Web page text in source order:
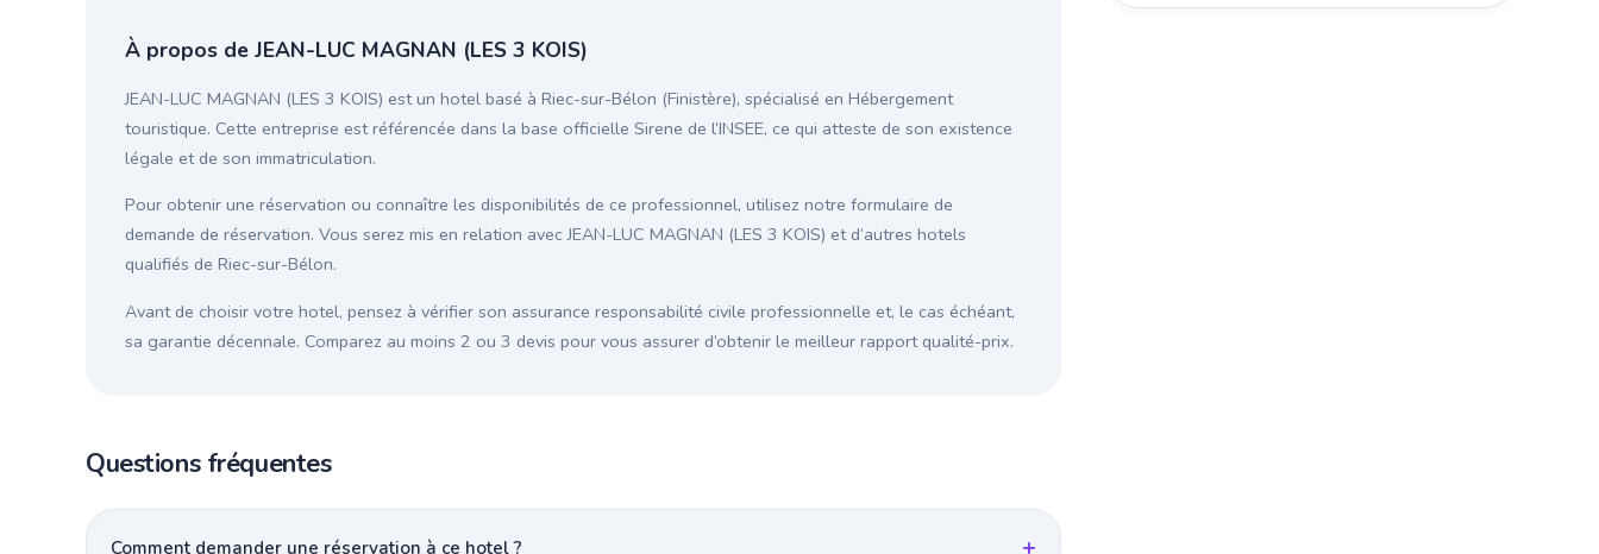
À propos de JEAN-LUC MAGNAN (LES 3 KOIS)
JEAN-LUC MAGNAN (LES 3 KOIS) est un hotel basé à Riec-sur-Bélon (Finistère), spécialisé en Hébergement
touristique. Cette entreprise est référencée dans la base officielle Sirene de l’INSEE, ce qui atteste de son existence
légale et de son immatriculation.
Pour obtenir une réservation ou connaître les disponibilités de ce professionnel, utilisez notre formulaire de
demande de réservation. Vous serez mis en relation avec JEAN-LUC MAGNAN (LES 3 KOIS) et d’autres hotels
qualifiés de Riec-sur-Bélon.
Avant de choisir votre hotel, pensez à vérifier son assurance responsabilité civile professionnelle et, le cas échéant,
sa garantie décennale. Comparez au moins 2 ou 3 devis pour vous assurer d’obtenir le meilleur rapport qualité-prix.
Questions fréquentes
Comment demander une réservation à ce hotel ?